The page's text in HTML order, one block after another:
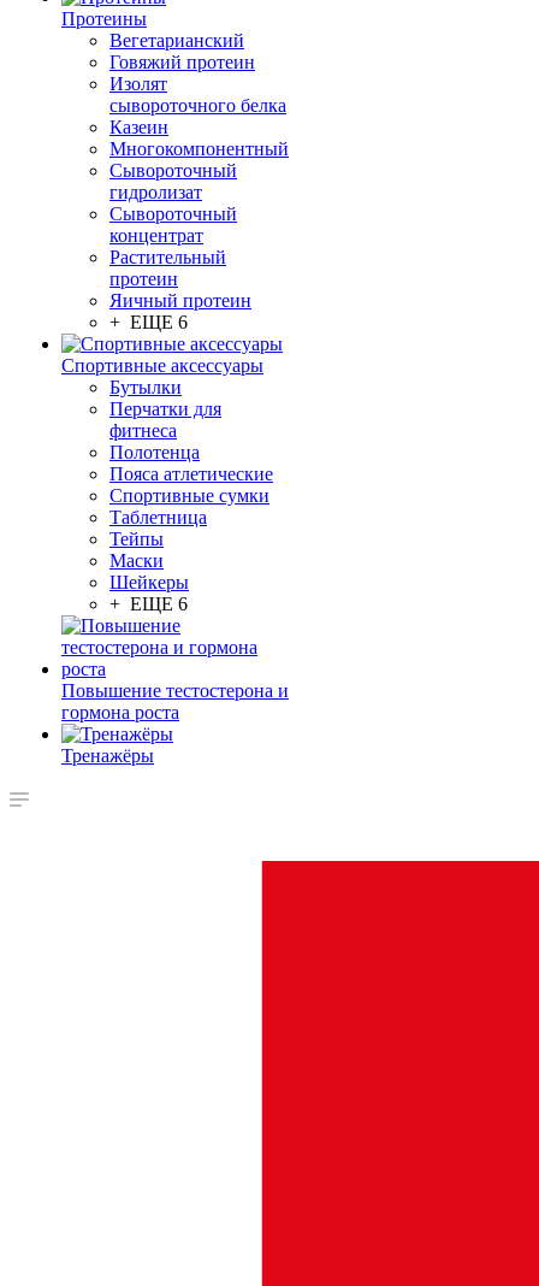
Протеины
Вегетарианский
Говяжий протеин
Изолят
сывороточного белка
Казеин
Многокомпонентный
Сывороточный
гидролизат
Сывороточный
концентрат
Растительный
протеин
Яичный протеин
+ ЕЩЕ 6
Спортивные аксессуары
Бутылки
Перчатки для
фитнеса
Полотенца
Пояса атлетические
Спортивные сумки
Таблетница
Тейпы
Маски
Шейкеры
+ ЕЩЕ 6
Повышение тестостерона и
гормона роста
Тренажёры